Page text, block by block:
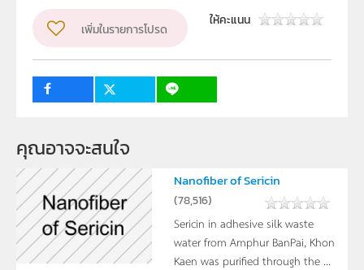
ฉัตรชัย หัสดร สุเนตร สุขทวี ตุลยดา สุดกระโทก
ระดับชั้น
ครู, นักเรียน
เพิ่มในรายการโปรด
ให้คะแนน
คุณอาจจะสนใจ
Nanofiber of Sericin
(78,516)
Sericin in adhesive silk waste
water from Amphur BanPai, Khon
Kaen was purified through the ...